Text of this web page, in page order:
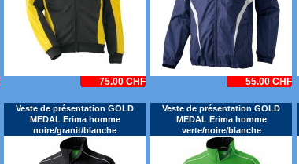
75.00 CHF 55.00 CHF
Veste de présentation GOLD
MEDAL Erima homme
noire/granit/blanche
Veste de présentation GOLD
MEDAL Erima homme
verte/noire/blanche